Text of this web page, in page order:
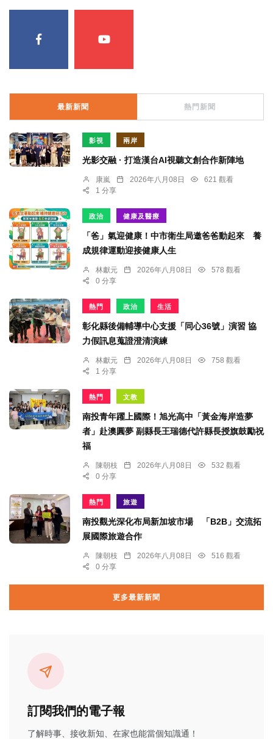
最新新聞 熱門新聞
影視 兩岸
光影交融 · 打造漢台AI視聽文創合作新陣地
康嵐 2026年八月08日
621 觀看
1 分享
政治 健康及醫療
「爸」氣迎健康！中市衛生局邀爸爸動起來 養
成規律運動迎接健康人生
林獻元 2026年八月08日
578 觀看
0 分享
熱門 政治 生活
彰化縣後備輔導中心支援「同心36號」演習 協
力假訊息蒐證澄清演練
林獻元 2026年八月08日
758 觀看
1 分享
熱門 文教
南投青年躍上國際！旭光高中「黃金海岸造夢
者」赴澳圓夢 副縣長王瑞德代許縣長授旗鼓勵祝
福
陳朝枝 2026年八月08日
532 觀看
0 分享
熱門 旅遊
南投觀光深化布局新加坡市場 「B2B」交流拓
展國際旅遊合作
陳朝枝 2026年八月08日
516 觀看
0 分享
更多最新新聞
訂閱我們的電子報
了解時事、接收新知、在家也能當個知識通！